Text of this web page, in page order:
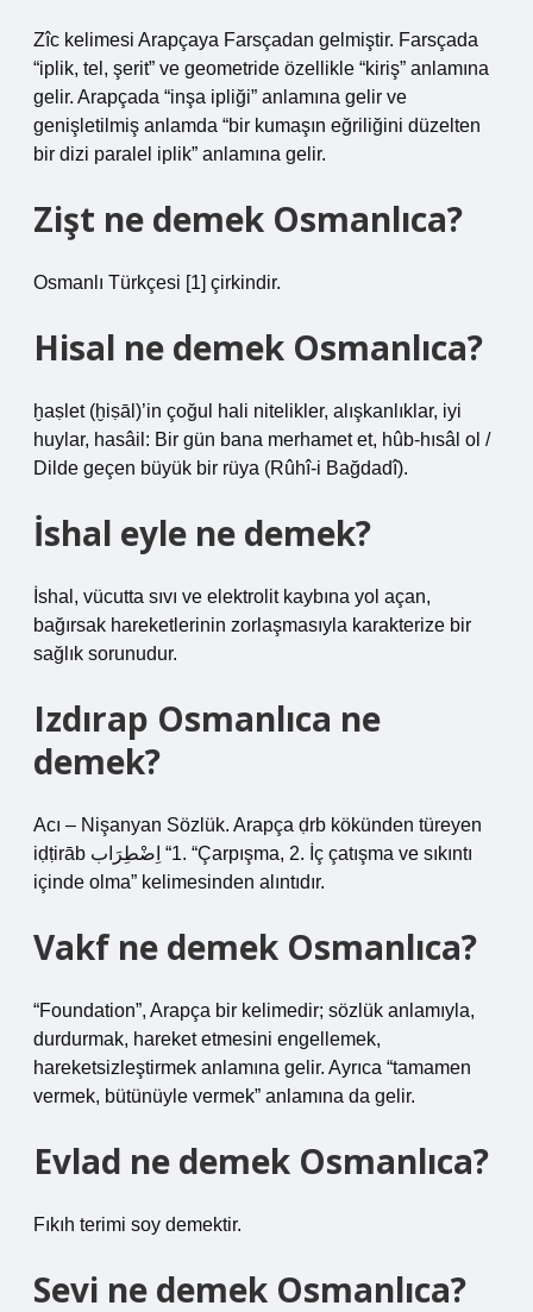
Zîc kelimesi Arapçaya Farsçadan gelmiştir. Farsçada
“iplik, tel, şerit” ve geometride özellikle “kiriş” anlamına
gelir. Arapçada “inşa ipliği” anlamına gelir ve
genişletilmiş anlamda “bir kumaşın eğriliğini düzelten
bir dizi paralel iplik” anlamına gelir.
Zişt ne demek Osmanlıca?
Osmanlı Türkçesi [1] çirkindir.
Hisal ne demek Osmanlıca?
ḫaṣlet (ḫiṣāl)’in çoğul hali nitelikler, alışkanlıklar, iyi
huylar, hasâil: Bir gün bana merhamet et, hûb-hısâl ol /
Dilde geçen büyük bir rüya (Rûhî-i Bağdadî).
İshal eyle ne demek?
İshal, vücutta sıvı ve elektrolit kaybına yol açan,
bağırsak hareketlerinin zorlaşmasıyla karakterize bir
sağlık sorunudur.
Izdırap Osmanlıca ne
demek?
Acı – Nişanyan Sözlük. Arapça ḍrb kökünden türeyen
iḍṭirāb اِضْطِرَاب‎ “1. “Çarpışma, 2. İç çatışma ve sıkıntı
içinde olma” kelimesinden alıntıdır.
Vakf ne demek Osmanlıca?
“Foundation”, Arapça bir kelimedir; sözlük anlamıyla,
durdurmak, hareket etmesini engellemek,
hareketsizleştirmek anlamına gelir. Ayrıca “tamamen
vermek, bütünüyle vermek” anlamına da gelir.
Evlad ne demek Osmanlıca?
Fıkıh terimi soy demektir.
Sevi ne demek Osmanlıca?